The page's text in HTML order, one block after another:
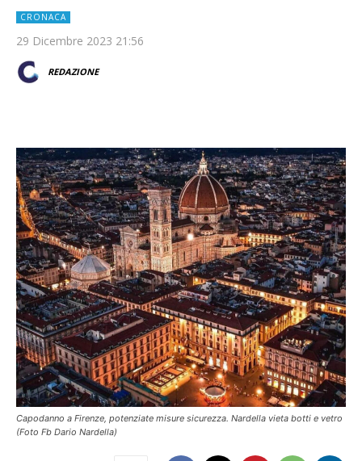
CRONACA
29 Dicembre 2023 21:56
REDAZIONE
Capodanno a Firenze, potenziate misure sicurezza. Nardella vieta botti e vetro
(Foto Fb Dario Nardella)